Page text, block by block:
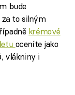
bude
za to silným
krémové
oceníte jako
vlákniny i